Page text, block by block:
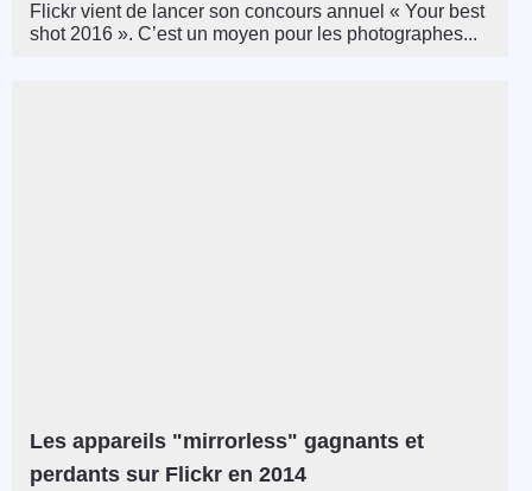
Flickr vient de lancer son concours annuel « Your best
shot 2016 ». C’est un moyen pour les photographes...
Les appareils "mirrorless" gagnants et
perdants sur Flickr en 2014